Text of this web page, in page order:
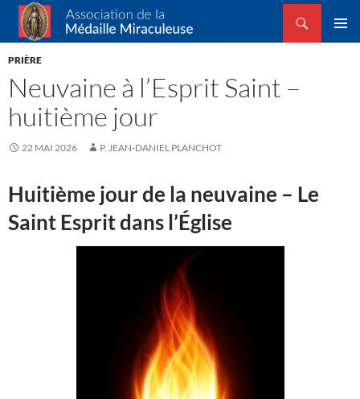
Association de la Médaille Miraculeuse
Recherche
ALLER
PRIÈRE
Neuvaine à l’Esprit Saint –
huitième jour
22 MAI 2026 P. JEAN-DANIEL PLANCHOT
Huitième jour de la neuvaine – Le
Saint Esprit dans l’Église